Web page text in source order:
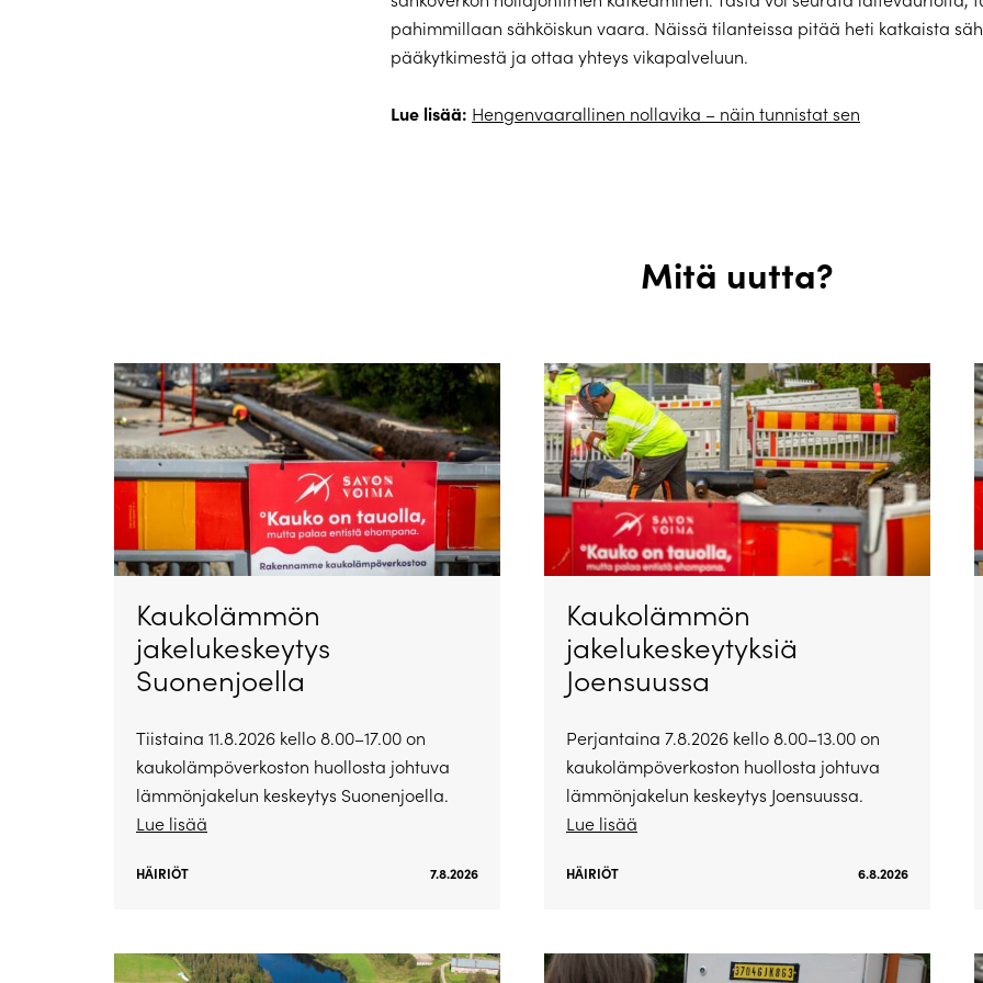
pahimmillaan sähköiskun vaara. Näissä tilanteissa pitää heti katkaista
pääkytkimestä ja ottaa yhteys vikapalveluun.
Lue lisää: Hengenvaarallinen nollavika – näin tunnistat sen
Mitä uutta?
Kaukolämmön
jakelukeskeytys
Suonenjoella
Tiistaina 11.8.2026 kello 8.00–17.00 on
kaukolämpöverkoston huollosta johtuva
lämmönjakelun keskeytys Suonenjoella.
Lue lisää
HÄIRIÖT 7.8.2026
Kaukolämmön
jakelukeskeytyksiä
Joensuussa
Perjantaina 7.8.2026 kello 8.00–13.00 on
kaukolämpöverkoston huollosta johtuva
lämmönjakelun keskeytys Joensuussa.
Lue lisää
HÄIRIÖT 6.8.2026